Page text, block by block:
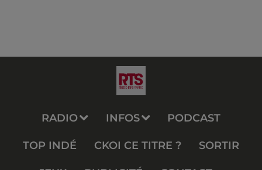
RADIO INFOS PODCAST
TOP INDÉ CKOI CE TITRE ? SORTIR